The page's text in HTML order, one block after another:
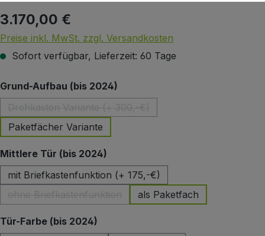
Regulärer Preis:
3.170,00 €
Preise inkl. MwSt. zzgl. Versandkosten
Sofort verfügbar, Lieferzeit: 60 Tage
Grund-Aufbau (bis 2024)
(Diese Option ist zurzeit nicht verfügbar.)
Paketfächer Variante
Mittlere Tür (bis 2024)
mit Briefkastenfunktion (+ 175,-€)
(Diese Option ist zurzeit nicht verfügbar.)
als Paketfach
Tür-Farbe (bis 2024)